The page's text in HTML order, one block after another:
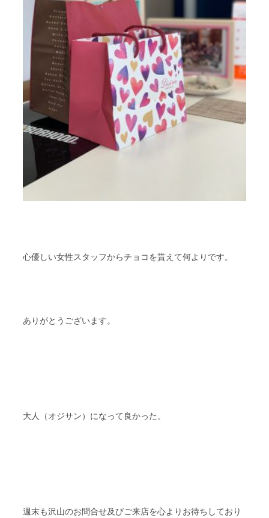
心優しい女性スタッフからチョコを貰えて何よりです。
ありがとうございます。
大人（オジサン）になって良かった。
週末も沢山のお問合せ及びご来店を心よりお待ちしており